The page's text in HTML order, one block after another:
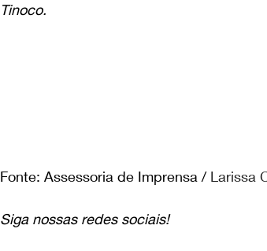
Tinoco.
Fonte: Assessoria de Imprensa / Larissa
Siga nossas redes sociais!